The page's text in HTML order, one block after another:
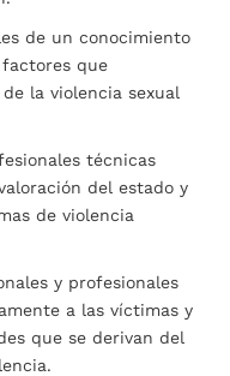
de un conocimiento
que
la violencia sexual
técnicas
del estado y
de violencia
y profesionales
a las víctimas y
que se derivan del